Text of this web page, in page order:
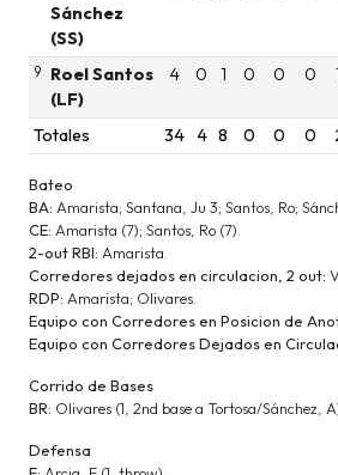
Sánchez
(SS)
9
Roel Santos
(LF)
4 0 1 0 0 0
Totales 34 4 8 0 0 0
Bateo
BA: Amarista; Santana, Ju 3; Santos, Ro;
CE: Amarista (7); Santos, Ro (7).
2-out RBI: Amarista.
Corredores dejados en circulacion, 2 out:
RDP: Amarista; Olivares.
Equipo con Corredores en Posicion de
Equipo con Corredores Dejados en
Corrido de Bases
BR: Olivares (1, 2nd base a Tortosa/Sánchez,
Defensa